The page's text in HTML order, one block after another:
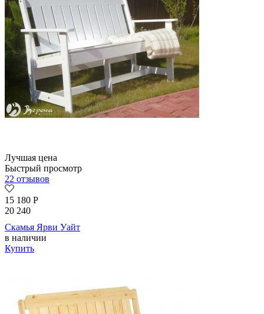
Лучшая цена
Быстрый просмотр
22 отзывов
15 180 Р
20 240
Скамья Ярви Уайт
в наличии
Купить